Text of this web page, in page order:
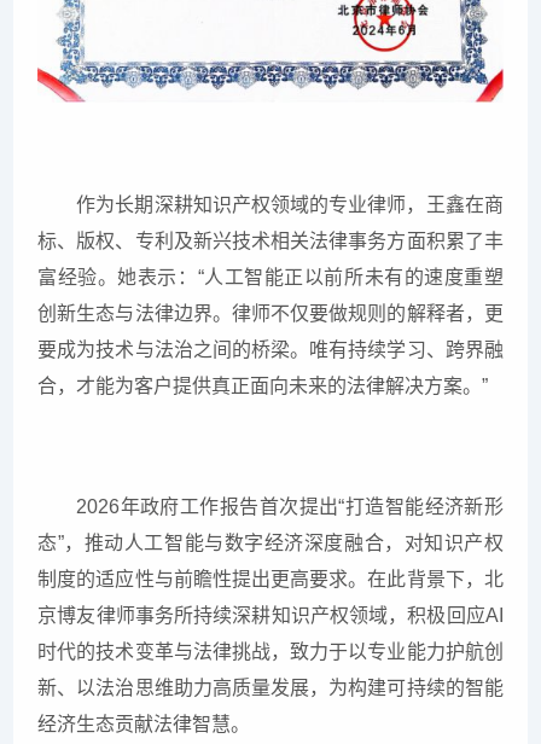
作为长期深耕知识产权领域的专业律师，王鑫在商
标、版权、专利及新兴技术相关法律事务方面积累了丰
富经验。她表示：“人工智能正以前所未有的速度重塑
创新生态与法律边界。律师不仅要做规则的解释者，更
要成为技术与法治之间的桥梁。唯有持续学习、跨界融
合，才能为客户提供真正面向未来的法律解决方案。”
2026年政府工作报告首次提出“打造智能经济新形
态”，推动人工智能与数字经济深度融合，对知识产权
制度的适应性与前瞻性提出更高要求。在此背景下，北
京博友律师事务所持续深耕知识产权领域，积极回应AI
时代的技术变革与法律挑战，致力于以专业能力护航创
新、以法治思维助力高质量发展，为构建可持续的智能
经济生态贡献法律智慧。